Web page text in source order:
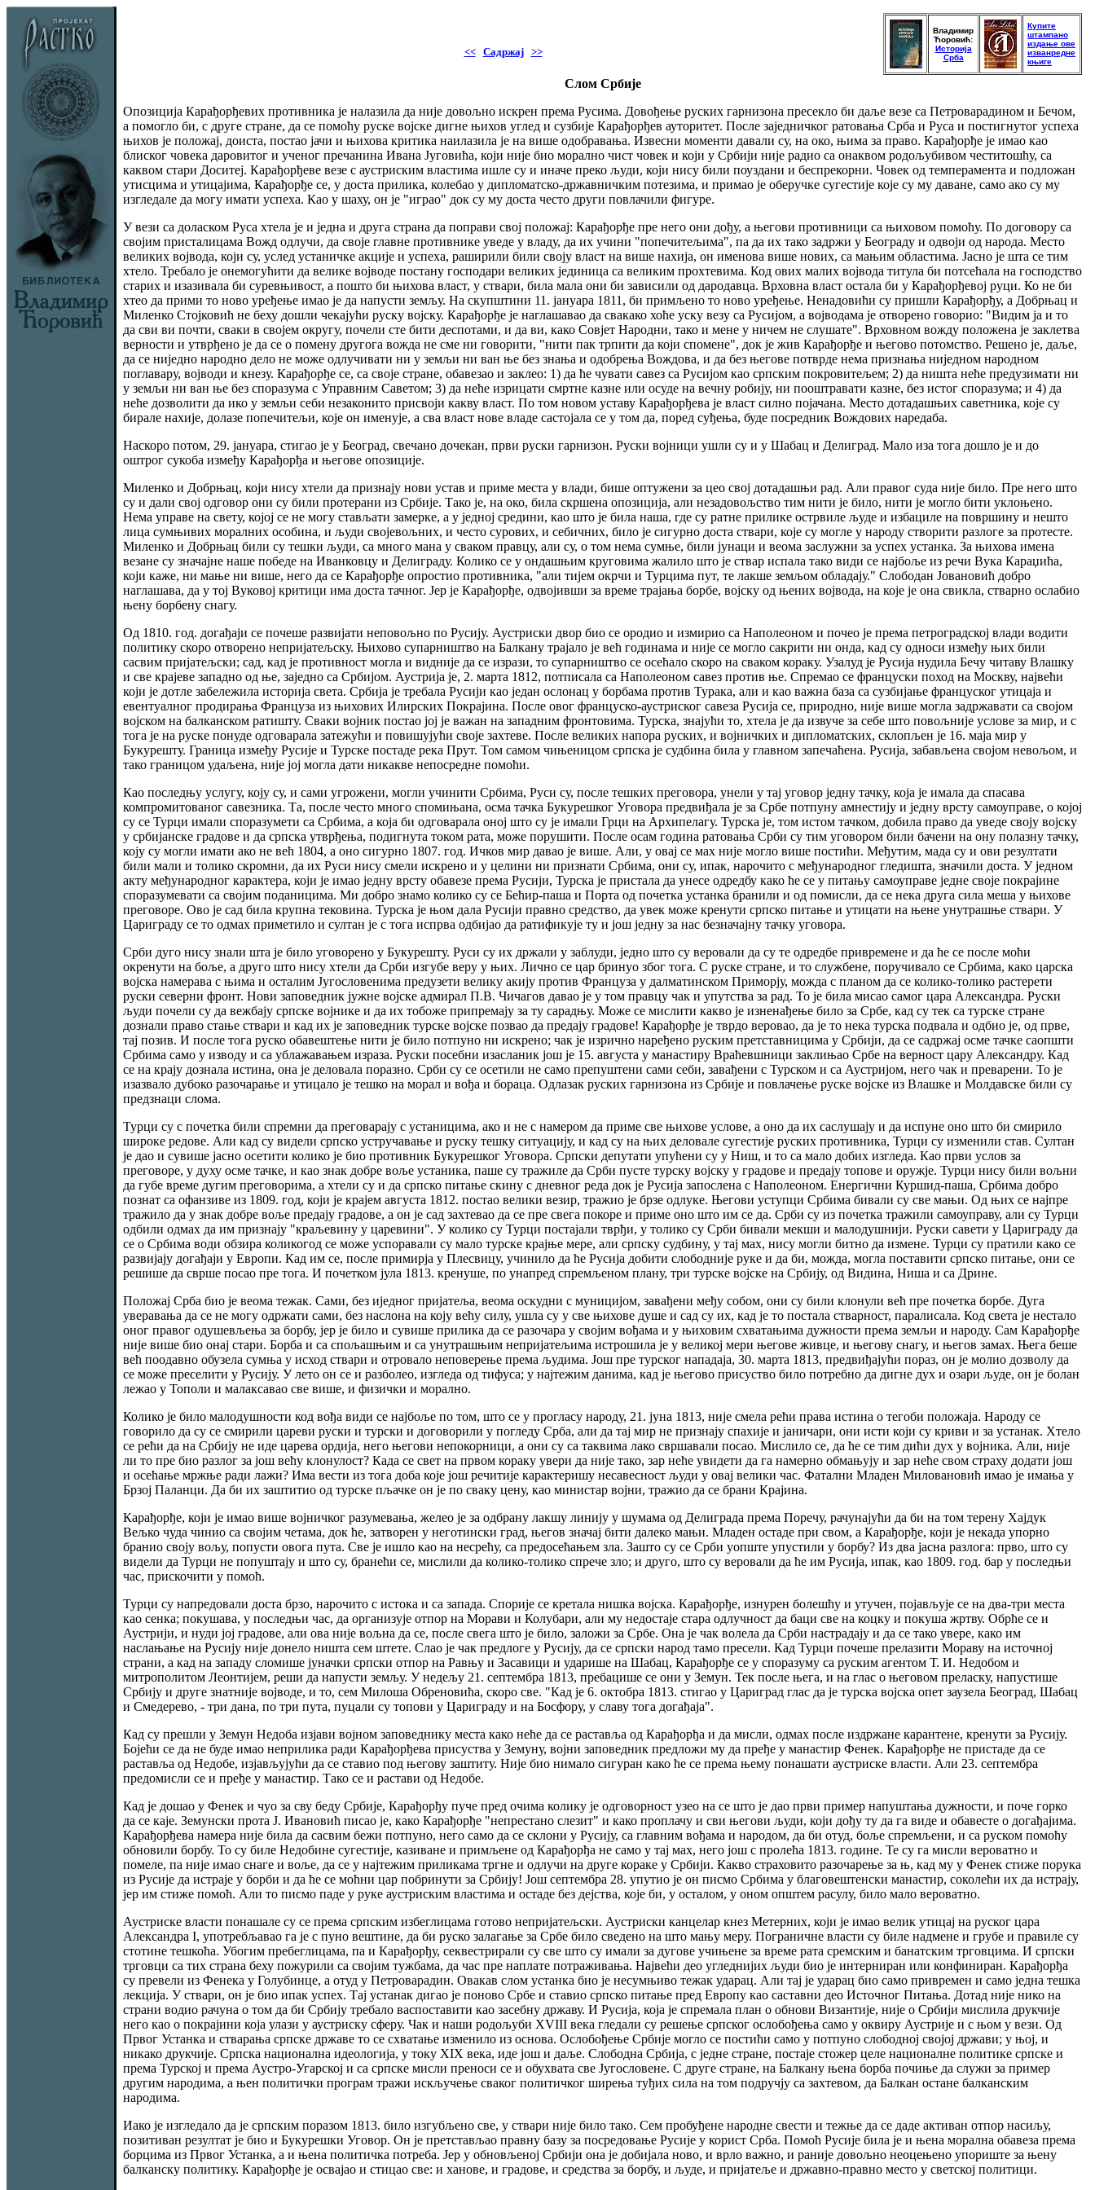
Владимир
Ћоровић:
Историја
Срба
Купите
штампано
издање ове
изванредне
књиге
<< Садржај >>
Слом Србије
Опозиција Карађорђевих противника је налазила да није довољно искрен према Русима. Довођење руских гарнизона пресекло би даље везе са Петроварадином и Бечом,
а помогло би, с друге стране, да се помоћу руске војске дигне њихов углед и сузбије Карађорђев ауторитет. После заједничког ратовања Срба и Руса и постигнутог успеха
њихов је положај, доиста, постао јачи и њихова критика наилазила је на више одобравања. Извесни моменти давали су, на око, њима за право. Карађорђе је имао као
блиског човека даровитог и ученог пречанина Ивана Југовића, који није био морално чист човек и који у Србији није радио са онаквом родољубивом честитошћу, са
каквом стари Доситеј. Карађорђеве везе с аустриским властима ишле су и иначе преко људи, који нису били поуздани и беспрекорни. Човек од темперамента и подложан
утисцима и утицајима, Карађорђе се, у доста прилика, колебао у дипломатско-државничким потезима, и примао је оберучке сугестије које су му даване, само ако су му
изгледале да могу имати успеха. Као у шаху, он је "играо" док су му доста често други повлачили фигуре.
У вези са доласком Руса хтела је и једна и друга страна да поправи свој положај: Карађорђе пре него они дођу, а његови противници са њиховом помоћу. По договору са
својим присталицама Вожд одлучи, да своје главне противнике уведе у владу, да их учини "попечитељима", па да их тако задржи у Београду и одвоји од народа. Место
великих војвода, који су, услед устаничке акције и успеха, раширили били своју власт на више нахија, он именова више нових, са мањим областима. Јасно је шта се тим
хтело. Требало је онемогућити да велике војводе постану господари великих јединица са великим прохтевима. Код ових малих војвода титула би потсећала на господство
старих и изазивала би суревњивост, а пошто би њихова власт, у ствари, била мала они би зависили од дародавца. Врховна власт остала би у Карађорђевој руци. Ко не би
хтео да прими то ново уређење имао је да напусти земљу. На скупштини 11. јануара 1811, би примљено то ново уређење. Ненадовићи су пришли Карађорђу, а Добрњац и
Миленко Стојковић не беху дошли чекајући руску војску. Карађорђе је наглашавао да свакако хоће уску везу са Русијом, а војводама је отворено говорио: "Видим ја и то
да сви ви почти, сваки в својем округу, почели сте бити деспотами, и да ви, како Совјет Народни, тако и мене у ничем не слушате". Врховном вожду положена је заклетва
верности и утврђено је да се о помену другога вожда не сме ни говорити, "нити пак трпити да који спомене", док је жив Карађорђе и његово потомство. Решено је, даље,
да се ниједно народно дело не може одлучивати ни у земљи ни ван ње без знања и одобрења Вождова, и да без његове потврде нема признања ниједном народном
поглавару, војводи и кнезу. Карађорђе се, са своје стране, обавезао и заклео: 1) да ће чувати савез са Русијом као српским покровитељем; 2) да ништа неће предузимати ни
у земљи ни ван ње без споразума с Управним Саветом; 3) да неће изрицати смртне казне или осуде на вечну робију, ни пооштравати казне, без истог споразума; и 4) да
неће дозволити да ико у земљи себи незаконито присвоји какву власт. По том новом уставу Карађорђева је власт силно појачана. Место дотадашњих саветника, које су
бирале нахије, долазе попечитељи, које он именује, а сва власт нове владе састојала се у том да, поред суђења, буде посредник Вождових наредаба.
Наскоро потом, 29. јануара, стигао је у Београд, свечано дочекан, први руски гарнизон. Руски војници ушли су и у Шабац и Делиград. Мало иза тога дошло је и до
оштрог сукоба између Карађорђа и његове опозиције.
Миленко и Добрњац, који нису хтели да признају нови устав и приме места у влади, бише оптужени за цео свој дотадашњи рад. Али правог суда није било. Пре него што
су и дали свој одговор они су били протерани из Србије. Тако је, на око, била скршена опозиција, али незадовољство тим нити је било, нити је могло бити уклоњено.
Нема управе на свету, којој се не могу стављати замерке, а у једној средини, као што је била наша, где су ратне прилике острвиле људе и избациле на површину и нешто
лица сумњивих моралних особина, и људи својевољних, и често сурових, и себичних, било је сигурно доста ствари, које су могле у народу створити разлоге за протесте.
Миленко и Добрњац били су тешки људи, са много мана у сваком правцу, али су, о том нема сумње, били јунаци и веома заслужни за успех устанка. За њихова имена
везане су значајне наше победе на Иванковцу и Делиграду. Колико се у ондашњим круговима жалило што је ствар испала тако види се најбоље из речи Вука Караџића,
који каже, ни мање ни више, него да се Карађорђе опростио противника, "али тијем окрчи и Турцима пут, те лакше земљом обладају." Слободан Јовановић добро
наглашава, да у тој Вуковој критици има доста тачног. Јер је Карађорђе, одвојивши за време трајања борбе, војску од њених војвода, на које је она свикла, стварно ослабио
њену борбену снагу.
Од 1810. год. догађаји се почеше развијати неповољно по Русију. Аустриски двор био се ородио и измирио са Наполеоном и почео је према петроградској влади водити
политику скоро отворено непријатељску. Њихово супарништво на Балкану трајало је већ годинама и није се могло сакрити ни онда, кад су односи између њих били
сасвим пријатељски; сад, кад је противност могла и видније да се изрази, то супарништво се осећало скоро на сваком кораку. Узалуд је Русија нудила Бечу читаву Влашку
и све крајеве западно од ње, заједно са Србијом. Аустрија је, 2. марта 1812, потписала са Наполеоном савез против ње. Спремао се француски поход на Москву, највећи
који је дотле забележила историја света. Србија је требала Русији као један ослонац у борбама против Турака, али и као важна база са сузбијање француског утицаја и
евентуалног продирања Француза из њихових Илирских Покрајина. После овог француско-аустриског савеза Русија се, природно, није више могла задржавати са својом
војском на балканском ратишту. Сваки војник постао јој је важан на западним фронтовима. Турска, знајући то, хтела је да извуче за себе што повољније услове за мир, и с
тога је на руске понуде одговарала затежући и повишујући своје захтеве. После великих напора руских, и војничких и дипломатских, склопљен је 16. маја мир у
Букурешту. Граница између Русије и Турске постаде река Прут. Том самом чињеницом српска је судбина била у главном запечаћена. Русија, забављена својом невољом, и
тако границом удаљена, није јој могла дати никакве непосредне помоћи.
Као последњу услугу, коју су, и сами угрожени, могли учинити Србима, Руси су, после тешких преговора, унели у тај уговор једну тачку, која је имала да спасава
компромитованог савезника. Та, после често много спомињана, осма тачка Букурешког Уговора предвиђала је за Србе потпуну амнестију и једну врсту самоуправе, о којој
су се Турци имали споразумети са Србима, а која би одговарала оној што су је имали Грци на Архипелагу. Турска је, том истом тачком, добила право да уведе своју војску
у србијанске градове и да српска утврђења, подигнута током рата, може порушити. После осам година ратовања Срби су тим уговором били бачени на ону полазну тачку,
коју су могли имати ако не већ 1804, а оно сигурно 1807. год. Ичков мир давао је више. Али, у овај се мах није могло више постићи. Међутим, мада су и ови резултати
били мали и толико скромни, да их Руси нису смели искрено и у целини ни признати Србима, они су, ипак, нарочито с међународног гледишта, значили доста. У једном
акту међународног карактера, који је имао једну врсту обавезе према Русији, Турска је пристала да унесе одредбу како ће се у питању самоуправе једне своје покрајине
споразумевати са својим поданицима. Ми добро знамо колико су се Бећир-паша и Порта од почетка устанка бранили и од помисли, да се нека друга сила меша у њихове
преговоре. Ово је сад била крупна тековина. Турска је њом дала Русији правно средство, да увек може кренути српско питање и утицати на њене унутрашње ствари. У
Цариграду се то одмах приметило и султан је с тога испрва одбијао да ратификује ту и још једну за нас безначајну тачку уговора.
Срби дуго нису знали шта је било уговорено у Букурешту. Руси су их држали у заблуди, једно што су веровали да су те одредбе привремене и да ће се после моћи
окренути на боље, а друго што нису хтели да Срби изгубе веру у њих. Лично се цар бринуо због тога. С руске стране, и то службене, поручивало се Србима, како царска
војска намерава с њима и осталим Југословенима предузети велику акију против Француза у далматинском Приморју, можда с планом да се колико-толико растерети
руски северни фронт. Нови заповедник јужне војске адмирал П.В. Чичагов давао је у том правцу чак и упутства за рад. То је била мисао самог цара Александра. Руски
људи почели су да вежбају српске војнике и да их тобоже припремају за ту сарадњу. Може се мислити какво је изненађење било за Србе, кад су тек са турске стране
дознали право стање ствари и кад их је заповедник турске војске позвао да предају градове! Карађорђе је тврдо веровао, да је то нека турска подвала и одбио је, од прве,
тај позив. И после тога руско обавештење нити је било потпуно ни искрено; чак је изрично наређено руским претставницима у Србији, да се садржај осме тачке саопшти
Србима само у изводу и са ублажавањем израза. Руски посебни изасланик још је 15. августа у манастиру Враћевшници заклињао Србе на верност цару Александру. Кад
се на крају дознала истина, она је деловала поразно. Срби су се осетили не само препуштени сами себи, завађени с Турском и са Аустријом, него чак и преварени. То је
изазвало дубоко разочарање и утицало је тешко на морал и вођа и бораца. Одлазак руских гарнизона из Србије и повлачење руске војске из Влашке и Молдавске били су
предзнаци слома.
Турци су с почетка били спремни да преговарају с устаницима, ако и не с намером да приме све њихове услове, а оно да их саслушају и да испуне оно што би смирило
широке редове. Али кад су видели српско устручавање и руску тешку ситуацију, и кад су на њих деловале сугестије руских противника, Турци су изменили став. Султан
је дао и сувише јасно осетити колико је био противник Букурешког Уговора. Српски депутати упућени су у Ниш, и то са мало добих изгледа. Као први услов за
преговоре, у духу осме тачке, и као знак добре воље устаника, паше су тражиле да Срби пусте турску војску у градове и предају топове и оружје. Турци нису били вољни
да губе време дугим преговорима, а хтели су и да српско питање скину с дневног реда док је Русија запослена с Наполеоном. Енергични Куршид-паша, Србима добро
познат са офанзиве из 1809. год, који је крајем августа 1812. постао велики везир, тражио је брзе одлуке. Његови уступци Србима бивали су све мањи. Од њих се најпре
тражило да у знак добре воље предају градове, а он је сад захтевао да се пре свега покоре и приме оно што им се да. Срби су из почетка тражили самоуправу, али су Турци
одбили одмах да им признају "краљевину у царевини". У колико су Турци постајали тврђи, у толико су Срби бивали мекши и малодушнији. Руски савети у Цариграду да
се о Србима води обзира коликогод се може успоравали су мало турске крајње мере, али српску судбину, у тај мах, нису могли битно да измене. Турци су пратили како се
развијају догађаји у Европи. Кад им се, после примирја у Плесвицу, учинило да ће Русија добити слободније руке и да би, можда, могла поставити српско питање, они се
решише да сврше посао пре тога. И почетком јула 1813. кренуше, по унапред спремљеном плану, три турске војске на Србију, од Видина, Ниша и са Дрине.
Положај Срба био је веома тежак. Сами, без иједног пријатеља, веома оскудни с муницијом, завађени међу собом, они су били клонули већ пре почетка борбе. Дуга
уверавања да се не могу одржати сами, без наслона на коју већу силу, ушла су у све њихове душе и сад су их, кад је то постала стварност, паралисала. Код света је нестало
оног правог одушевљења за борбу, јер је било и сувише прилика да се разочара у својим вођама и у њиховим схватањима дужности према земљи и народу. Сам Карађорђе
није више био онај стари. Борба и са спољашњим и са унутрашњим непријатељима истрошила је у великој мери његове живце, и његову снагу, и његов замах. Њега беше
већ поодавно обузела сумња у исход ствари и отровало неповерење према људима. Још пре турског нападаја, 30. марта 1813, предвиђајући пораз, он је молио дозволу да
се може преселити у Русију. У лето он се и разболео, изгледа од тифуса; у најтежим данима, кад је његово присуство било потребно да дигне дух и озари људе, он је болан
лежао у Тополи и малаксавао све више, и физички и морално.
Колико је било малодушности код вођа види се најбоље по том, што се у прогласу народу, 21. јуна 1813, није смела рећи права истина о тегоби положаја. Народу се
говорило да су се смирили цареви руски и турски и договорили у погледу Срба, али да тај мир не признају спахије и јаничари, они исти који су криви и за устанак. Хтело
се рећи да на Србију не иде царева ордија, него његови непокорници, а они су са таквима лако свршавали посао. Мислило се, да ће се тим дићи дух у војника. Али, није
ли то пре био разлог за још већу клонулост? Када се свет на првом кораку увери да није тако, зар неће увидети да га намерно обмањују и зар неће свом страху додати још
и осећање мржње ради лажи? Има вести из тога доба које још речитије карактеришу несавесност људи у овај велики час. Фатални Младен Миловановић имао је имања у
Брзој Паланци. Да би их заштитио од турске пљачке он је по сваку цену, као министар војни, тражио да се брани Крајина.
Карађорђе, који је имао више војничког разумевања, желео је за одбрану лакшу линију у шумама од Делиграда према Поречу, рачунајући да би на том терену Хајдук
Вељко чуда чинио са својим четама, док ће, затворен у неготински град, његов значај бити далеко мањи. Младен остаде при свом, а Карађорђе, који је некада упорно
бранио своју вољу, попусти овога пута. Све је ишло као на несрећу, са предосећањем зла. Зашто су се Срби уопште упустили у борбу? Из два јасна разлога: прво, што су
видели да Турци не попуштају и што су, бранећи се, мислили да колико-толико спрече зло; и друго, што су веровали да ће им Русија, ипак, као 1809. год. бар у последњи
час, прискочити у помоћ.
Турци су напредовали доста брзо, нарочито с истока и са запада. Спорије се кретала нишка војска. Карађорђе, изнурен болешћу и утучен, појављује се на два-три места
као сенка; покушава, у последњи час, да организује отпор на Морави и Колубари, али му недостаје стара одлучност да баци све на коцку и покуша жртву. Обрће се и
Аустрији, и нуди јој градове, али ова није вољна да се, после свега што је било, заложи за Србе. Она је чак волела да Срби настрадају и да се тако увере, како им
наслањање на Русију није донело ништа сем штете. Слао је чак предлоге у Русију, да се српски народ тамо пресели. Кад Турци почеше прелазити Мораву на источној
страни, а кад на западу сломише јуначки српски отпор на Равњу и Засавици и ударише на Шабац, Карађорђе се у споразуму са руским агентом Т. И. Недобом и
митрополитом Леонтијем, реши да напусти земљу. У недељу 21. септембра 1813, пребацише се они у Земун. Тек после њега, и на глас о његовом преласку, напустише
Србију и друге знатније војводе, и то, сем Милоша Обреновића, скоро све. "Кад је 6. октобра 1813. стигао у Цариград глас да је турска војска опет заузела Београд, Шабац
и Смедерево, - три дана, по три пута, пуцали су топови у Цариграду и на Босфору, у славу тога догађаја".
Кад су прешли у Земун Недоба изјави војном заповеднику места како неће да се раставља од Карађорђа и да мисли, одмах после издржане карантене, кренути за Русију.
Бојећи се да не буде имао неприлика ради Карађорђева присуства у Земуну, војни заповедник предложи му да пређе у манастир Фенек. Карађорђе не пристаде да се
раставља од Недобе, изјављујући да се ставио под његову заштиту. Није био нимало сигуран како ће се према њему понашати аустриске власти. Али 23. септембра
предомисли се и пређе у манастир. Тако се и растави од Недобе.
Кад је дошао у Фенек и чуо за сву беду Србије, Карађорђу пуче пред очима колику је одговорност узео на се што је дао први пример напуштања дужности, и поче горко
да се каје. Земунски прота Ј. Ивановић писао је, како Карађорђе "непрестано слезит" и како проплачу и сви његови људи, који дођу ту да га виде и обавесте о догађајима.
Карађорђева намера није била да сасвим бежи потпуно, него само да се склони у Русију, са главним вођама и народом, да би отуд, боље спремљени, и са руском помоћу
обновили борбу. То су биле Недобине сугестије, казиване и примљене од Карађорђа не само у тај мах, него још с пролећа 1813. године. Те су га мисли вероватно и
помеле, па није имао снаге и воље, да се у најтежим приликама тргне и одлучи на друге кораке у Србији. Какво страховито разочарење за њ, кад му у Фенек стиже порука
из Русије да истраје у борби и да ће се моћни цар побринути за Србију! Још септембра 28. упутио је он писмо Србима у благовештенски манастир, соколећи их да истрају,
јер им стиже помоћ. Али то писмо паде у руке аустриским властима и остаде без дејства, које би, у осталом, у оном општем расулу, било мало вероватно.
Аустриске власти понашале су се према српским избеглицама готово непријатељски. Аустриски канцелар кнез Метерних, који је имао велик утицај на руског цара
Александра I, употребљавао га је с пуно вештине, да би руско залагање за Србе било сведено на што мању меру. Пограничне власти су биле надмене и грубе и правиле су
стотине тешкоћа. Убогим пребеглицама, па и Карађорђу, секвестрирали су све што су имали за дугове учињене за време рата сремским и банатским трговцима. И српски
трговци са тих страна беху пожурили са својим тужбама, да час пре наплате потраживања. Највећи део угледнијих људи био је интерниран или конфиниран. Карађорђа
су превели из Фенека у Голубинце, а отуд у Петроварадин. Овакав слом устанка био је несумњиво тежак ударац. Али тај је ударац био само привремен и само једна тешка
лекција. У ствари, он је био ипак успех. Тај устанак дигао је поново Србе и ставио српско питање пред Европу као саставни део Источног Питања. Дотад није нико на
страни водио рачуна о том да би Србију требало васпоставити као засебну државу. И Русија, која је спремала план о обнови Византије, није о Србији мислила друкчије
него као о покрајини која улази у аустриску сферу. Чак и наши родољуби XVIII века гледали су решење српског ослобођења само у оквиру Аустрије и с њом у вези. Од
Првог Устанка и стварања српске државе то се схватање изменило из основа. Ослобођење Србије могло се постићи само у потпуно слободној својој држави; у њој, и
никако друкчије. Српска национална идеологија, у току XIX века, иде још и даље. Слободна Србија, с једне стране, постаје стожер целе националне политике српске и
према Турској и према Аустро-Угарској и са српске мисли преноси се и обухвата све Југословене. С друге стране, на Балкану њена борба почиње да служи за пример
другим народима, а њен политички програм тражи искључење сваког политичког ширења туђих сила на том подручју са захтевом, да Балкан остане балканским
народима.
Иако је изгледало да је српским поразом 1813. било изгубљено све, у ствари није било тако. Сем пробуђене народне свести и тежње да се даде активан отпор насиљу,
позитиван резултат је био и Букурешки Уговор. Он је претстављао правну базу за посредовање Русије у корист Срба. Помоћ Русије била је и њена морална обавеза према
борцима из Првог Устанка, а и њена политичка потреба. Јер у обновљеној Србији она је добијала ново, и врло важно, и раније довољно неоцењено упориште за њену
балканску политику. Карађорђе је освајао и стицао све: и ханове, и градове, и средства за борбу, и људе, и пријатеље и државно-правно место у светској политици.